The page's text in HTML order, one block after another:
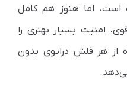
است، اما هنوز هم کامل
امنیت بسیار بهتری را
از هر فلش درایوی بدون